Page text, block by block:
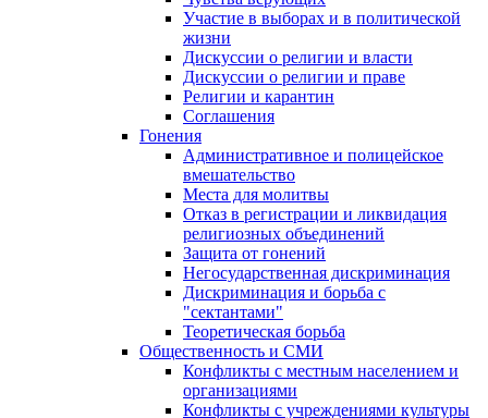
Участие в выборах и в политической
жизни
Дискуссии о религии и власти
Дискуссии о религии и праве
Религии и карантин
Соглашения
Гонения
Административное и полицейское
вмешательство
Места для молитвы
Отказ в регистрации и ликвидация
религиозных объединений
Защита от гонений
Негосударственная дискриминация
Дискриминация и борьба с
"сектантами"
Теоретическая борьба
Общественность и СМИ
Конфликты с местным населением и
организациями
Конфликты с учреждениями культуры